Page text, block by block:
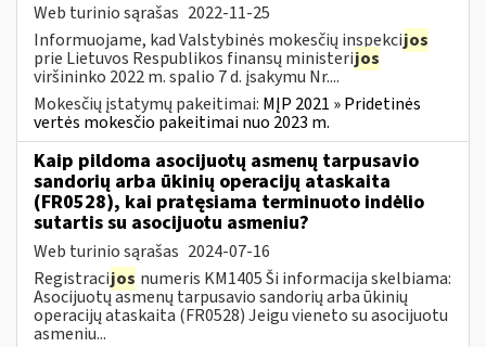
Web turinio sąrašas 2022-11-25
Informuojame, kad Valstybinės mokesčių inspekcijos
prie Lietuvos Respublikos finansų ministerijos
viršininko 2022 m. spalio 7 d. įsakymu Nr....
Mokesčių įstatymų pakeitimai: MĮP 2021 » Pridetinės
vertės mokesčio pakeitimai nuo 2023 m.
Kaip pildoma asocijuotų asmenų tarpusavio
sandorių arba ūkinių operacijų ataskaita
(FR0528), kai pratęsiama terminuoto indėlio
sutartis su asocijuotu asmeniu?
Web turinio sąrašas 2024-07-16
Registracijos numeris KM1405 Ši informacija skelbiama:
Asocijuotų asmenų tarpusavio sandorių arba ūkinių
operacijų ataskaita (FR0528) Jeigu vieneto su asocijuotu
asmeniu...